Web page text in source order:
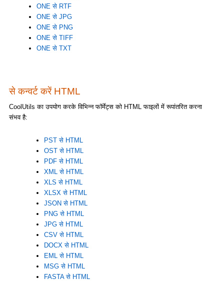
ONE से RTF
ONE से JPG
ONE से PNG
ONE से TIFF
ONE से TXT
से कन्वर्ट करें HTML
CoolUtils का उपयोग करके विभिन्न फॉर्मेट्स को HTML फाइलों में रूपांतरित करना
संभव है:
PST से HTML
OST से HTML
PDF से HTML
XML से HTML
XLS से HTML
XLSX से HTML
JSON से HTML
PNG से HTML
JPG से HTML
CSV से HTML
DOCX से HTML
EML से HTML
MSG से HTML
FASTA से HTML